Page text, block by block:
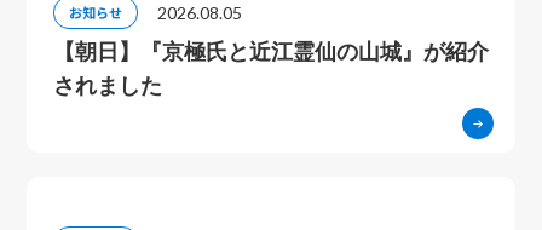
お知らせ 2026.08.05
【朝日】『京極氏と近江霊仙の山城』が紹介
されました